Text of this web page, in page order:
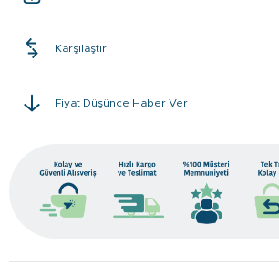
Karşılaştır
Fiyat Düşünce Haber Ver